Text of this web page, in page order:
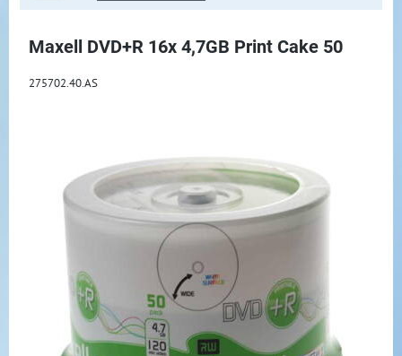
Maxell DVD+R 16x 4,7GB Print Cake 50
275702.40.AS